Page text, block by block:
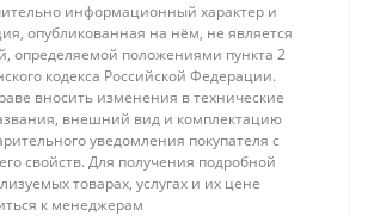
информационный характер и
опубликованная на нём, не является
определяемой положениями пункта 2
кодекса Российской Федерации.
вносить изменения в технические
внешний вид и комплектацию
уведомления покупателя с
свойств. Для получения подробной
товарах, услугах и их цене
к менеджерам